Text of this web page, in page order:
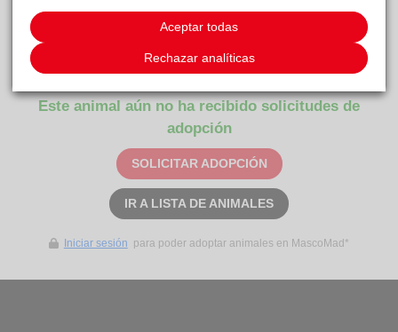
Mango y Tango
acogidaCentro de Protección Animal.
Este animal aún no ha recibido solicitudes de
adopción
SOLICITAR ADOPCIÓN
IR A LISTA DE ANIMALES
Iniciar sesión para poder adoptar animales en MascoMad*
Aceptar todas
Rechazar analíticas